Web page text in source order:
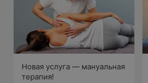
Новая услуга — мануальная
терапия!